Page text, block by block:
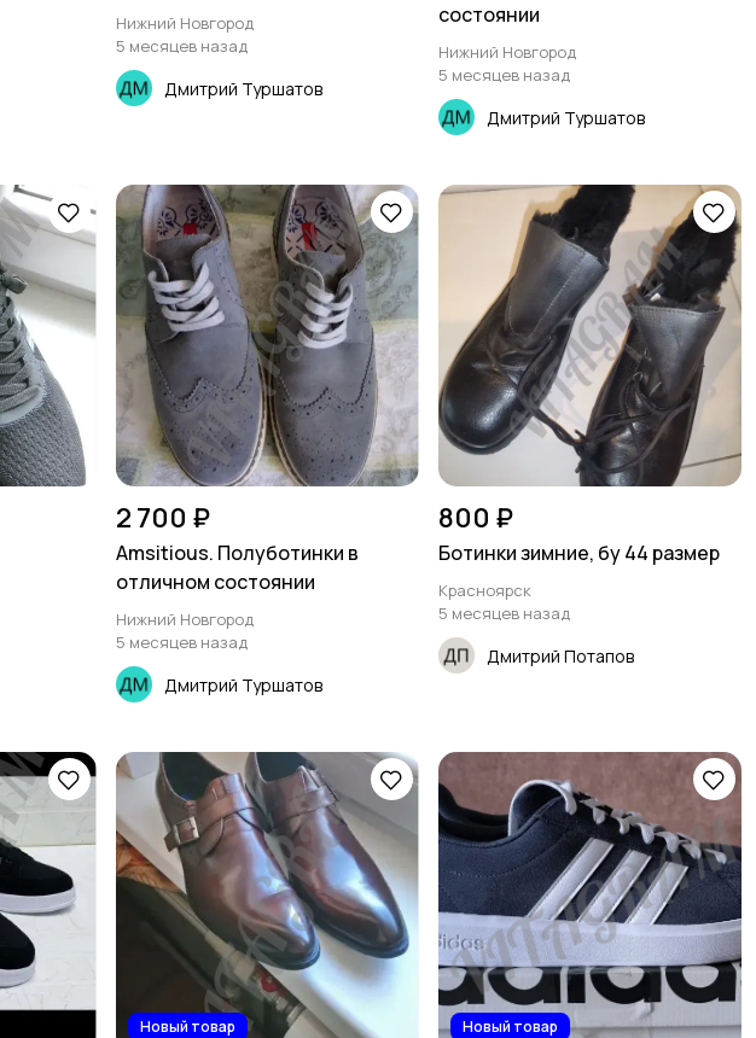
Нижний Новгород
5 месяцев назад
Дмитрий Туршатов
состоянии
Нижний Новгород
5 месяцев назад
Дмитрий Туршатов
2 700 ₽
Amsitious. Полуботинки в
отличном состоянии
Нижний Новгород
5 месяцев назад
Дмитрий Туршатов
800 ₽
Ботинки зимние, бу 44 размер
Красноярск
5 месяцев назад
Дмитрий Потапов
Новый товар Новый товар